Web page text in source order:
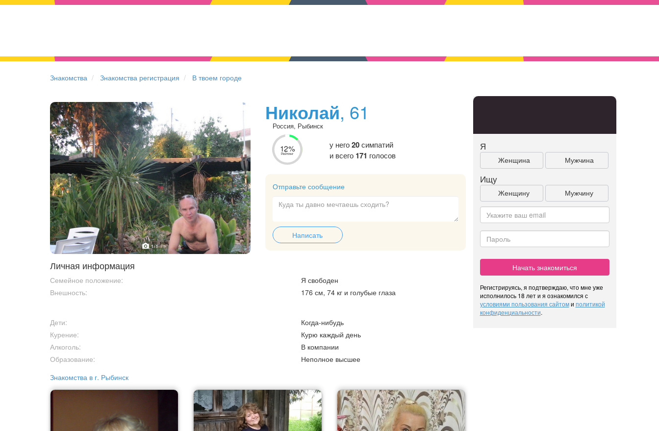
Знакомства Знакомства регистрация В твоем городе
1/1
Николай, 61
Россия, Рыбинск
12%
Рейтинг
у него20симпатий
и всего 171 голосов
Отправьте сообщение
Написать
Личная информация
Семейное положение:
Я свободен
Внешность:
176 см, 74 кг и голубые глаза
Дети:
Когда-нибудь
Курение:
Курю каждый день
Алкоголь:
В компании
Образование:
Неполное высшее
Знакомства в г. Рыбинск
Я
Женщина Мужчина
Ищу
Женщину Мужчину
Начать знакомиться
Регистрируясь, я подтверждаю, что мне уже
исполнилось 18 лет и я ознакомился с
условиями пользования сайтоми политикой
конфиденциальности.